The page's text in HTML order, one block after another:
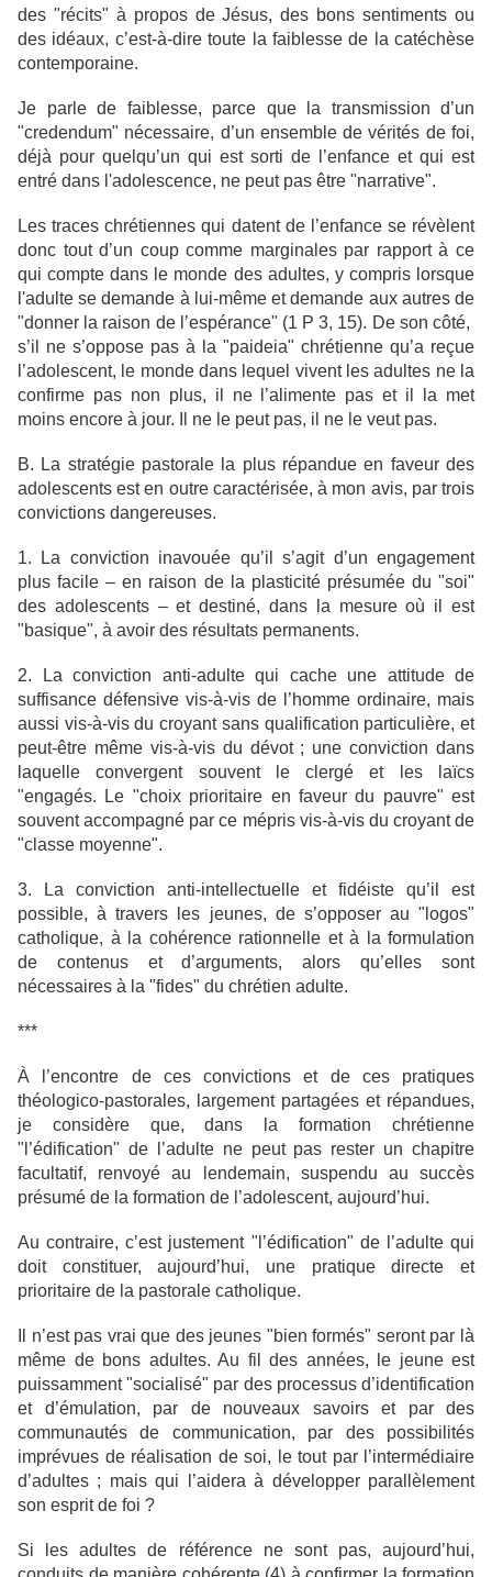
des "récits" à propos de Jésus, des bons sentiments ou
des idéaux, c’est-à-dire toute la faiblesse de la catéchèse
contemporaine.
Je parle de faiblesse, parce que la transmission d’un
"credendum" nécessaire, d’un ensemble de vérités de foi,
déjà pour quelqu’un qui est sorti de l’enfance et qui est
entré dans l'adolescence, ne peut pas être "narrative".
Les traces chrétiennes qui datent de l’enfance se révèlent
donc tout d’un coup comme marginales par rapport à ce
qui compte dans le monde des adultes, y compris lorsque
l'adulte se demande à lui-même et demande aux autres de
"donner la raison de l’espérance" (1 P 3, 15). De son côté,
s’il ne s’oppose pas à la "paideia" chrétienne qu’a reçue
l’adolescent, le monde dans lequel vivent les adultes ne la
confirme pas non plus, il ne l’alimente pas et il la met
moins encore à jour. Il ne le peut pas, il ne le veut pas.
B. La stratégie pastorale la plus répandue en faveur des
adolescents est en outre caractérisée, à mon avis, par trois
convictions dangereuses.
1. La conviction inavouée qu’il s’agit d’un engagement
plus facile – en raison de la plasticité présumée du "soi"
des adolescents – et destiné, dans la mesure où il est
"basique", à avoir des résultats permanents.
2. La conviction anti-adulte qui cache une attitude de
suffisance défensive vis-à-vis de l’homme ordinaire, mais
aussi vis-à-vis du croyant sans qualification particulière, et
peut-être même vis-à-vis du dévot ; une conviction dans
laquelle convergent souvent le clergé et les laïcs
"engagés. Le "choix prioritaire en faveur du pauvre" est
souvent accompagné par ce mépris vis-à-vis du croyant de
"classe moyenne".
3. La conviction anti-intellectuelle et fidéiste qu’il est
possible, à travers les jeunes, de s’opposer au "logos"
catholique, à la cohérence rationnelle et à la formulation
de contenus et d’arguments, alors qu’elles sont
nécessaires à la "fides" du chrétien adulte.
***
À l’encontre de ces convictions et de ces pratiques
théologico-pastorales, largement partagées et répandues,
je considère que, dans la formation chrétienne
"l’édification" de l’adulte ne peut pas rester un chapitre
facultatif, renvoyé au lendemain, suspendu au succès
présumé de la formation de l’adolescent, aujourd’hui.
Au contraire, c’est justement "l’édification" de l’adulte qui
doit constituer, aujourd’hui, une pratique directe et
prioritaire de la pastorale catholique.
Il n’est pas vrai que des jeunes "bien formés" seront par là
même de bons adultes. Au fil des années, le jeune est
puissamment "socialisé" par des processus d’identification
et d’émulation, par de nouveaux savoirs et par des
communautés de communication, par des possibilités
imprévues de réalisation de soi, le tout par l’intermédiaire
d’adultes ; mais qui l’aidera à développer parallèlement
son esprit de foi ?
Si les adultes de référence ne sont pas, aujourd’hui,